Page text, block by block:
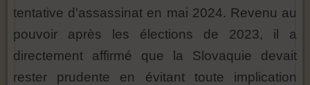
tentative d'assassinat en mai 2024. Revenu au
pouvoir après les élections de 2023, il a
directement affirmé que la Slovaquie devait
rester prudente en évitant toute implication